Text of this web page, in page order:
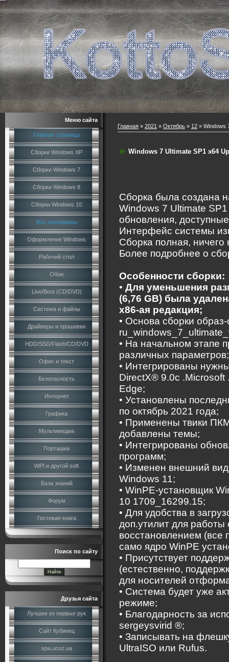
Меню сайта
Главная страница
Сборки Windows XP
Сборки Windows 7
Сборки Windows 8
Сборки Windows 10
Все программы
Оформление Windows
Рабочий стол
Обои
Live/Boot (CD/DVD)
Система и файлы
Драйверы и прошивки
HDD/SSD/Flash/CD/DVD
Офис и текст
Безопасность
Интернет
Графика
Мультимедиа
Порташки
WPI и другой soft
База знаний
Форум
Гостевая книга
Поиск по сайту
Друзья сайта
Лучшее из первых рук
Сайт Кубинец
spa.ucoz.ua
Главная » 2021 » Октябрь » 12 » Windows
Windows 7 Ultimate SP1 x64
Сборка была создана
Windows 7 Ultimate
обновления,
Интерфейс системы
Сборка полная,
Более подробнее о
Особенности сборки:
• Для уменьшения
(6,76 GB) была
x86-ая редакция;
• Основа сборки
• На начальном этапе
различных параметров;
• Интегрированы
DirectX® 9.0c .Microsoft
Edge;
• Установлены
по октябрь 2021 года;
• Применены твики
добавлены темы;
• Интегрированы
программ;
• Изменен внешний
Windows 11;
• WinPE-установщик
10 1709_16299.15;
• Для удобства в
доп.утилит для
восстановлением (все
само ядро WinPE
• Присутствует
(естественно,
для носителей
• Система будет уже
режиме;
• Благодарность за
sergeysvirid ®;
• Записывать на
UltraISO или Rufus.